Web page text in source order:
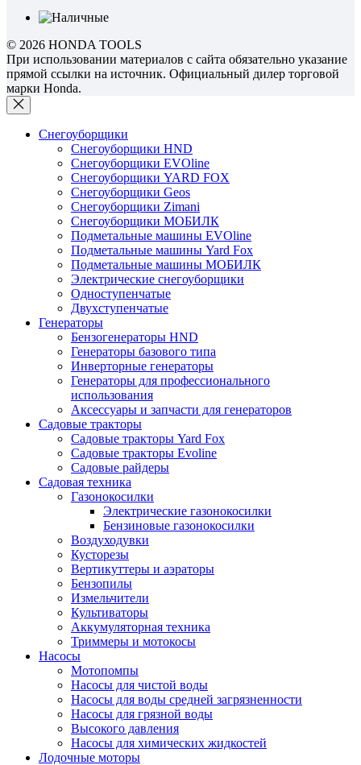
© 2026 HONDA TOOLS
При использовании материалов с сайта обязательно указание
прямой ссылки на источник. Официальный дилер торговой
марки Honda.
Снегоуборщики
Снегоуборщики HND
Снегоуборщики EVOline
Снегоуборщики YARD FOX
Снегоуборщики Geos
Снегоуборщики Zimani
Снегоуборщики МОБИЛК
Подметальные машины EVOline
Подметальные машины Yard Fox
Подметальные машины МОБИЛК
Электрические снегоуборщики
Одноступенчатые
Двухступенчатые
Генераторы
Бензогенераторы HND
Генераторы базового типа
Инверторные генераторы
Генераторы для профессионального
использования
Аксессуары и запчасти для генераторов
Садовые тракторы
Садовые тракторы Yard Fox
Садовые тракторы Evoline
Садовые райдеры
Садовая техника
Газонокосилки
Электрические газонокосилки
Бензиновые газонокосилки
Воздуходувки
Кусторезы
Вертикуттеры и аэраторы
Бензопилы
Измельчители
Культиваторы
Аккумуляторная техника
Триммеры и мотокосы
Насосы
Мотопомпы
Насосы для чистой воды
Насосы для воды средней загрязненности
Насосы для грязной воды
Высокого давления
Насосы для химических жидкостей
Лодочные моторы